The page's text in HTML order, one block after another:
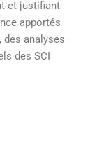
et justifiant
apportés
des analyses
des SCI